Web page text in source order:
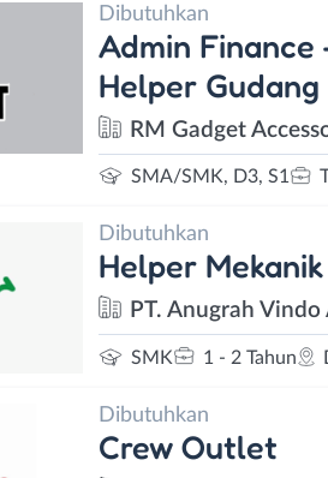
Dibutuhkan
Admin Finance
Helper Gudang
RM Gadget
SMA/SMK, D3, S1
Dibutuhkan
Helper Mekanik
PT. Anugrah Vindo
SMK 1 - 2 Tahun
Dibutuhkan
Crew Outlet